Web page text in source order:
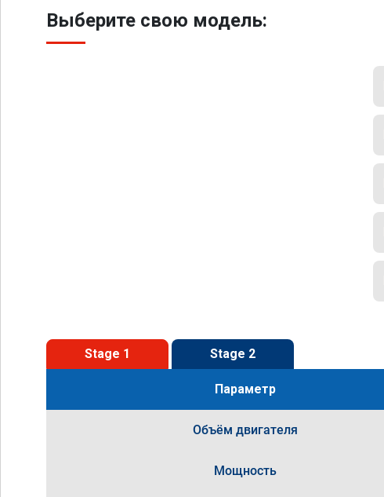
Выберите свою модель:
Stage 1 Stage 2
Параметр
Объём двигателя
Мощность